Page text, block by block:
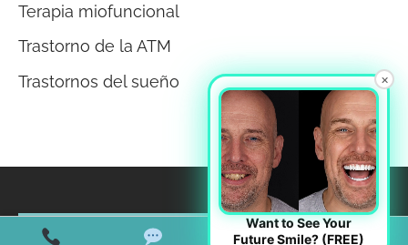
Terapia miofuncional
Trastorno de la ATM
Trastornos del sueño
×
Want to See Your
Future Smile? (FREE)